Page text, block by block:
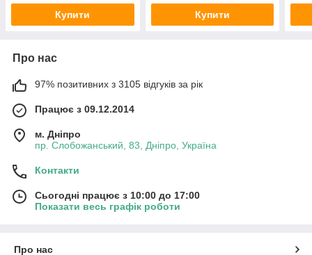
Купити Купити
Про нас
97% позитивних з 3105 відгуків за рік
Працює з 09.12.2014
м. Дніпро
пр. Слобожанський, 83, Дніпро, Україна
Контакти
Сьогодні працює з 10:00 до 17:00
Показати весь графік роботи
Про нас